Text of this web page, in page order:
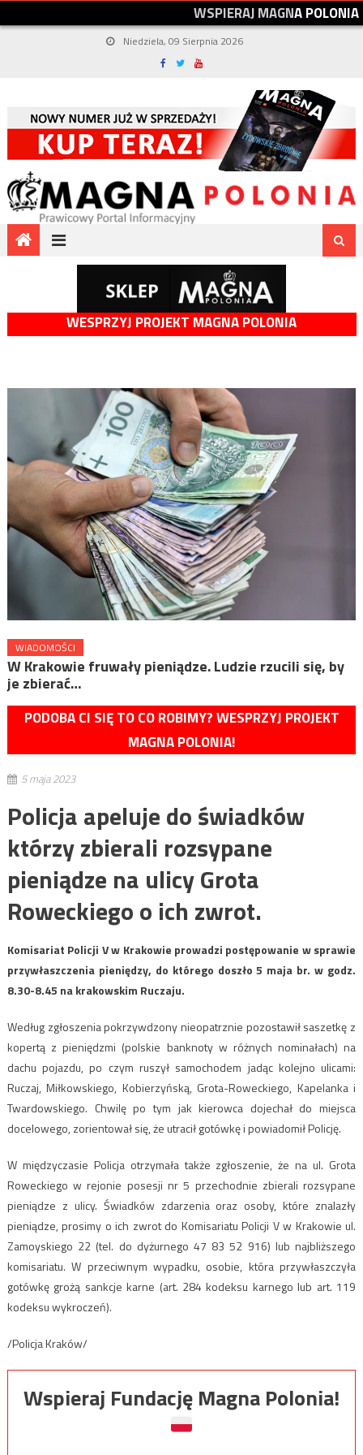
WSPIERAJMAGNAPOLONIA
Niedziela, 09 Sierpnia 2026
WESPRZYJ PROJEKT MAGNA POLONIA
WIADOMOŚCI
W Krakowie fruwały pieniądze. Ludzie rzucili się, by
je zbierać…
PODOBA CI SIĘ TO CO ROBIMY? WESPRZYJ PROJEKT
MAGNA POLONIA!
5 maja 2023
Policja apeluje do świadków
którzy zbierali rozsypane
pieniądze na ulicy Grota
Roweckiego o ich zwrot.
Komisariat Policji V w Krakowie prowadzi postępowanie w sprawie
przywłaszczenia pieniędzy, do którego doszło 5 maja br. w godz.
8.30-8.45 na krakowskim Ruczaju.
Według zgłoszenia pokrzywdzony nieopatrznie pozostawił saszetkę z
kopertą z pieniędzmi (polskie banknoty w różnych nominałach) na
dachu pojazdu, po czym ruszył samochodem jadąc kolejno ulicami:
Ruczaj, Miłkowskiego, Kobierzyńską, Grota-Roweckiego, Kapelanka i
Twardowskiego. Chwilę po tym jak kierowca dojechał do miejsca
docelowego, zorientował się, że utracił gotówkę i powiadomił Policję.
W międzyczasie Policja otrzymała także zgłoszenie, że na ul. Grota
Roweckiego w rejonie posesji nr 5 przechodnie zbierali rozsypane
pieniądze z ulicy. Świadków zdarzenia oraz osoby, które znalazły
pieniądze, prosimy o ich zwrot do Komisariatu Policji V w Krakowie ul.
Zamoyskiego 22 (tel. do dyżurnego 47 83 52 916) lub najbliższego
komisariatu. W przeciwnym wypadku, osobie, która przywłaszczyła
gotówkę grożą sankcje karne (art. 284 kodeksu karnego lub art. 119
kodeksu wykroczeń).
/Policja Kraków/
Wspieraj Fundację Magna Polonia!